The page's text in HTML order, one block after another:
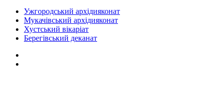
Ужгородський архідияконат
Мукачівський архідияконат
Хустський вікаріат
Берегівський деканат